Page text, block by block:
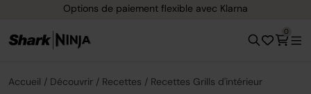
Options de paiement flexible avec Klarna
0
Accueil Découvrir Recettes Recettes Grills d'intérieur